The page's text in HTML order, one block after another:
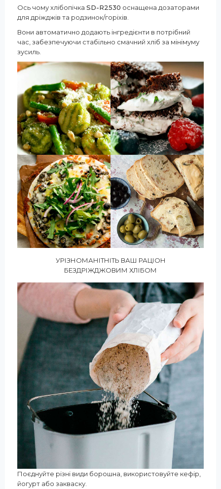
Ось чому хлібопічка SD-R2530 оснащена дозаторами
для дріжджів та родзинок/горіхів.
Вони автоматично додають інгредієнти в потрібний
час, забезпечуючи стабільно смачний хліб за мінімуму
зусиль.
УРІЗНОМАНІТНІТЬ ВАШ РАЦІОН
БЕЗДРІЖДЖОВИМ ХЛІБОМ
Поєднуйте різні види борошна, використовуйте кефір,
йогурт або закваску.